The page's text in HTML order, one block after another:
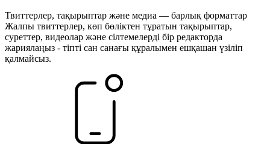
Твиттерлер, тақырыптар және медиа — барлық форматтар
Жалпы твиттерлер, көп бөліктен тұратын тақырыптар,
суреттер, видеолар және сілтемелерді бір редакторда
жариялаңыз - тіпті сан санағы құралымен ешқашан үзіліп
қалмайсыз.